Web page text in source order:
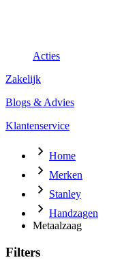
Acties
Zakelijk
Blogs & Advies
Klantenservice
Home
Merken
Stanley
Handzagen
Metaalzaag
Filters